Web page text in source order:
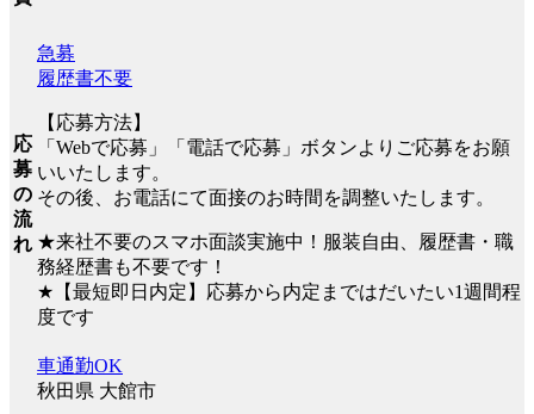
応
募
の
流
れ
急募
履歴書不要
【応募方法】
「Webで応募」「電話で応募」ボタンよりご応募をお願
いいたします。
その後、お電話にて面接のお時間を調整いたします。
★来社不要のスマホ面談実施中！服装自由、履歴書・職
務経歴書も不要です！
★【最短即日内定】応募から内定まではだいたい1週間程
度です
車通勤OK
秋田県 大館市